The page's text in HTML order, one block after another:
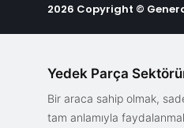
2026 Copyright ©
Yedek Parça
Bir araca sahip olmak,
tam anlamıyla